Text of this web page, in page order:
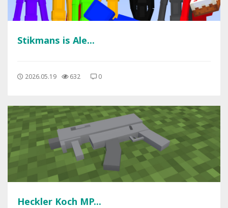
Stikmans is Ale...
2026.05.19 632 0
Heckler Koch MP...